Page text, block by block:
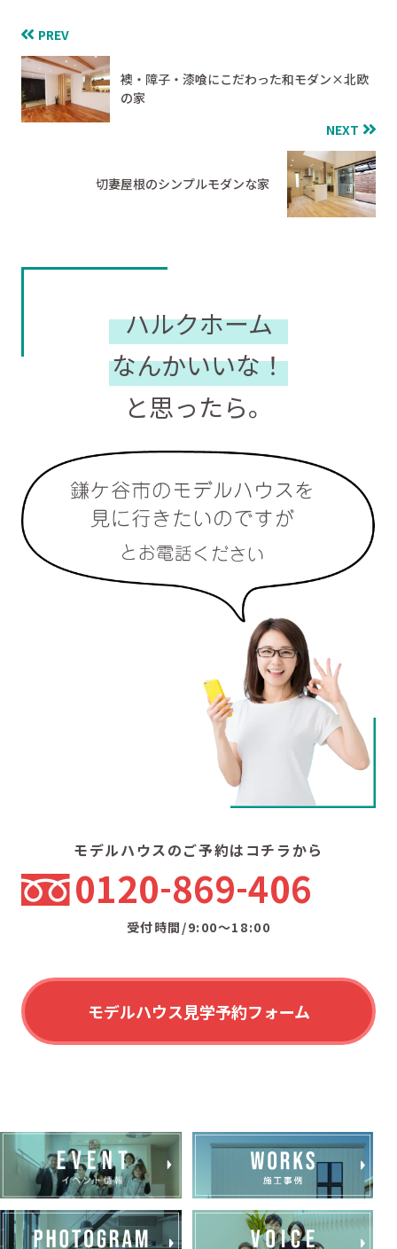
PREV
襖・障子・漆喰にこだわった和モダン×北欧
の家
NEXT
切妻屋根のシンプルモダンな家
ハルクホーム
なんかいいな！
と思ったら。
モデルハウスのご予約はコチラから
0120 869 406
受付時間/9:00〜18:00
モデルハウス見学予約フォーム